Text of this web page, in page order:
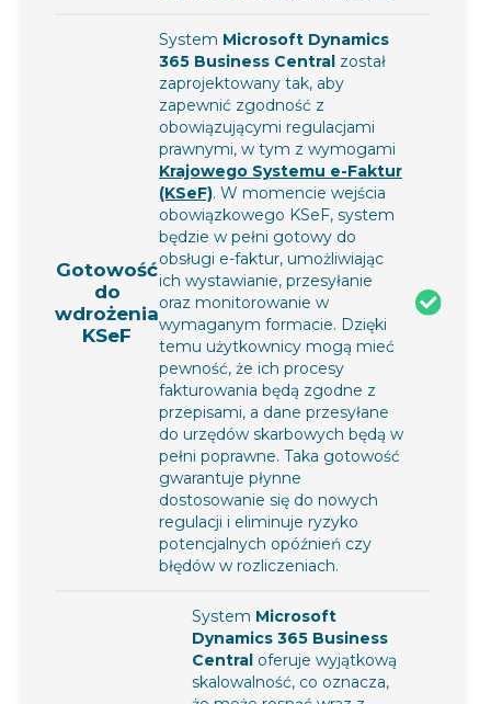
Gotowość
do
wdrożenia
KSeF
System Microsoft Dynamics
365 Business Central został
zaprojektowany tak, aby
zapewnić zgodność z
obowiązującymi regulacjami
prawnymi, w tym z wymogami
Krajowego Systemu e-Faktur
(KSeF). W momencie wejścia
obowiązkowego KSeF, system
będzie w pełni gotowy do
obsługi e-faktur, umożliwiając
ich wystawianie, przesyłanie
oraz monitorowanie w
wymaganym formacie. Dzięki
temu użytkownicy mogą mieć
pewność, że ich procesy
fakturowania będą zgodne z
przepisami, a dane przesyłane
do urzędów skarbowych będą w
pełni poprawne. Taka gotowość
gwarantuje płynne
dostosowanie się do nowych
regulacji i eliminuje ryzyko
potencjalnych opóźnień czy
błędów w rozliczeniach.
System Microsoft
Dynamics 365 Business
Central oferuje wyjątkową
skalowalność, co oznacza,